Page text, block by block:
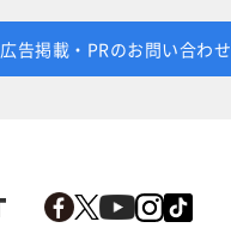
広告掲載・PRのお問い合わせ